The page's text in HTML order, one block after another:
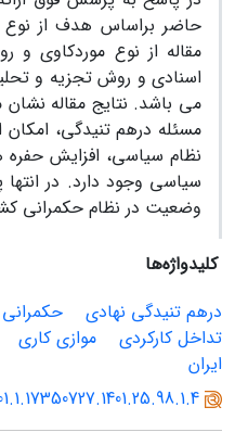
حاضر براساس هدف از
مقاله از نوع موردکاوی و
اسنادی و روش تجزیه و
‏می ‏باشد. نتایج مقاله
‏مسئله‏ ‏درهم ‏تنیدگی،
نظام سیاسی، افزایش حفره
سیاسی وجود دارد. در انتها
وضعیت در نظام حکمرانی
کلیدواژه‌ها
درهم‏ تنیدگی نهادی
تداخل کارکردی
موازی‏ کاری
ایران